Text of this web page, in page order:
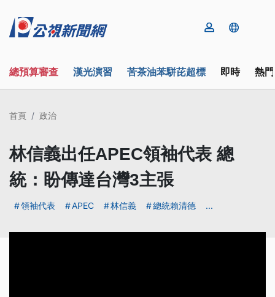
總預算審查 漢光演習 苦茶油苯駢芘超標 即時 熱
首頁 政治
林信義出任APEC領袖代表 總
統：盼傳達台灣3主張
領袖代表 APEC 林信義 總統賴清德 ...